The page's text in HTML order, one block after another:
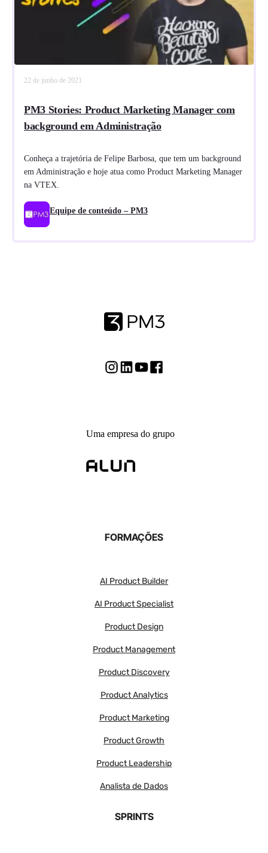
22 de junho de 2021
PM3 Stories: Product Marketing Manager com
background em Administração
Conheça a trajetória de Felipe Barbosa, que tem um background
em Administração e hoje atua como Product Marketing Manager
na VTEX.
Equipe de conteúdo – PM3
Uma empresa do grupo
FORMAÇÕES
AI Product Builder
AI Product Specialist
Product Design
Product Management
Product Discovery
Product Analytics
Product Marketing
Product Growth
Product Leadership
Analista de Dados
SPRINTS